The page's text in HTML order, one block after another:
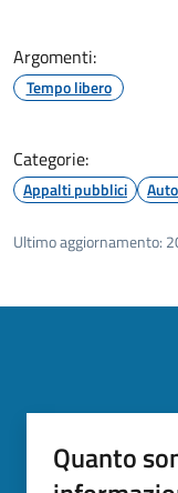
Argomenti:
Tempo libero
Categorie:
Appalti pubblici
Ultimo aggiornamento:
Quanto